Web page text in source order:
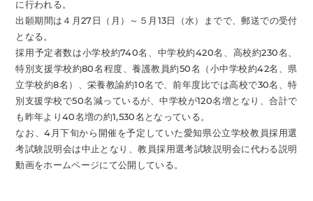
に行われる。
出願期間は４月27日（月）～５月13日（水）までで、郵送での受付
となる。
採用予定者数は小学校約740名、中学校約420名、高校約230名、
特別支援学校約80名程度、養護教員約50名（小中学校約42名、県
立学校約8名）、栄養教諭約10名で、前年度比では高校で30名、特
別支援学校で50名減っているが、中学校が120名増となり、合計で
も昨年より40名増の約1,530名となっている。
なお、4月下旬から開催を予定していた愛知県公立学校教員採用選
考試験説明会は中止となり、教員採用選考試験説明会に代わる説明
動画をホームページにて公開している。